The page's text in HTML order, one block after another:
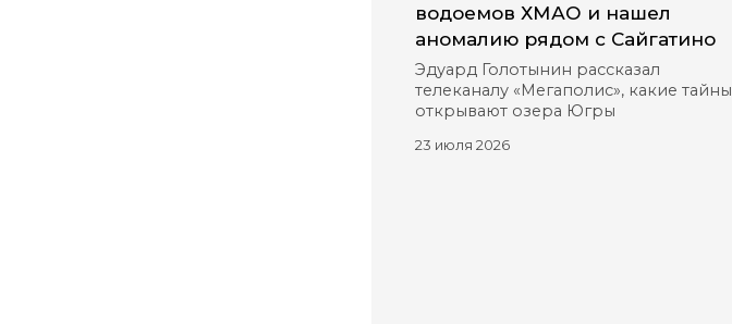
водоемов ХМАО и нашел
аномалию рядом с Сайгатино
Эдуард Голотынин рассказал
телеканалу «Мегаполис», какие тайны
открывают озера Югры
23 июля 2026